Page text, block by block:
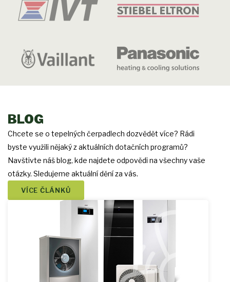
BLOG
Chcete se o tepelných čerpadlech dozvědět více? Rádi
byste využili nějaký z aktuálních dotačních programů?
Navštivte náš blog, kde najdete odpovědi na všechny vaše
otázky. Sledujeme aktuální dění za vás.
VÍCE ČLÁNKŮ